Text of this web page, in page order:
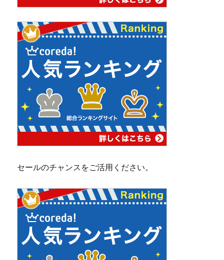
セールのチャンスをご活用ください。